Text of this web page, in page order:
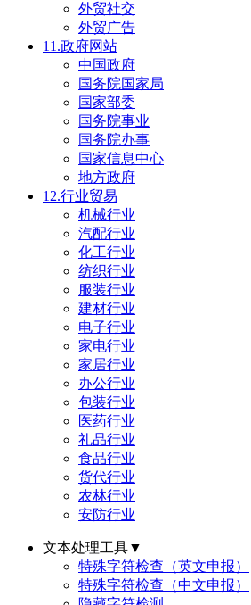
外贸社交
外贸广告
11.政府网站
中国政府
国务院国家局
国家部委
国务院事业
国务院办事
国家信息中心
地方政府
12.行业贸易
机械行业
汽配行业
化工行业
纺织行业
服装行业
建材行业
电子行业
家电行业
家居行业
办公行业
包装行业
医药行业
礼品行业
食品行业
货代行业
农林行业
安防行业
文本处理工具▼
特殊字符检查（英文申报）
特殊字符检查（中文申报）